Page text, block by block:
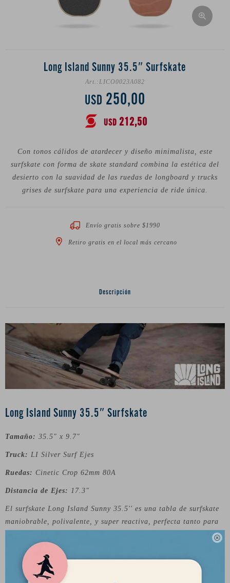

Long Island Sunny 35.5″ Surfskate
LICO0023A082
USD 250,00
USD 212,50
Con tonos cálidos de atardecer y diseño minimalista, este
surfskate con forma de skate standard combina la estética del
desierto con la suavidad de las ruedas de longboard y trucks
grises de surfskate para una experiencia de ride única.
Envío gratis sobre $1990
Retiro gratis en el local más cercano
Descripción
Long Island Sunny 35.5″ Surfskate
Tamaño: 35.5" x 9.7"
Truck: LI Silver Surf Ejes
Ruedas: Cinetic Crop 62mm 80A
Distancia de Ejes: 17.3"
El surfskate Long Island Sunny 35.5'' es una tabla de surfskate
maniobrable, polivalente, y super reactiva, perfecta tanto para
Los surfskate Longisland te permiten generar velocidad sin
empujar con el pie, solo haciendo giros y simulando los
movimientos del surfing